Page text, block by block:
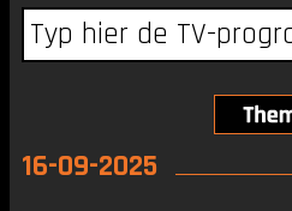
16-09-2025